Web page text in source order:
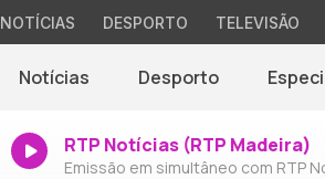
NOTÍCIAS DESPORTO TELEVISÃO
Notícias Desporto
RTP Notícias (RTP Madeira)
Emissão em simultâneo com RTP